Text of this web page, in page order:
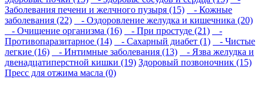
Заболевания печени и желчного пузыря (15)
- Кожные
заболевания (22)
- Оздоровление желудка и кишечника (20)
- Очищение организма (16)
- При простуде (21)
-
Противопаразитарное (14)
- Сахарный диабет (1)
- Чистые
легкие (16)
- Интимные заболевания (13)
- Язва желудка и
двенадцатиперстной кишки (19) Здоровый позвоночник (15)
Пресс для отжима масла (0)